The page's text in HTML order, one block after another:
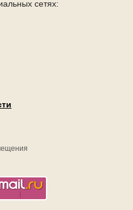
сетях: